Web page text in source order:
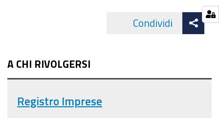
Condividi
A CHI RIVOLGERSI
Registro Imprese